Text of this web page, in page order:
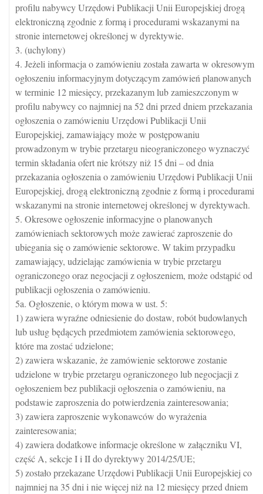
profilu nabywcy Urzędowi Publikacji Unii Europejskiej drogą
elektroniczną zgodnie z formą i procedurami wskazanymi na
stronie internetowej określonej w dyrektywie.
3. (uchylony)
4. Jeżeli informacja o zamówieniu została zawarta w okresowym
ogłoszeniu informacyjnym dotyczącym zamówień planowanych
w terminie 12 miesięcy, przekazanym lub zamieszczonym w
profilu nabywcy co najmniej na 52 dni przed dniem przekazania
ogłoszenia o zamówieniu Urzędowi Publikacji Unii
Europejskiej, zamawiający może w postępowaniu
prowadzonym w trybie przetargu nieograniczonego wyznaczyć
termin składania ofert nie krótszy niż 15 dni – od dnia
przekazania ogłoszenia o zamówieniu Urzędowi Publikacji Unii
Europejskiej, drogą elektroniczną zgodnie z formą i procedurami
wskazanymi na stronie internetowej określonej w dyrektywach.
5. Okresowe ogłoszenie informacyjne o planowanych
zamówieniach sektorowych może zawierać zaproszenie do
ubiegania się o zamówienie sektorowe. W takim przypadku
zamawiający, udzielając zamówienia w trybie przetargu
ograniczonego oraz negocjacji z ogłoszeniem, może odstąpić od
publikacji ogłoszenia o zamówieniu.
5a. Ogłoszenie, o którym mowa w ust. 5:
1) zawiera wyraźne odniesienie do dostaw, robót budowlanych
lub usług będących przedmiotem zamówienia sektorowego,
które ma zostać udzielone;
2) zawiera wskazanie, że zamówienie sektorowe zostanie
udzielone w trybie przetargu ograniczonego lub negocjacji z
ogłoszeniem bez publikacji ogłoszenia o zamówieniu, na
podstawie zaproszenia do potwierdzenia zainteresowania;
3) zawiera zaproszenie wykonawców do wyrażenia
zainteresowania;
4) zawiera dodatkowe informacje określone w załączniku VI,
część A, sekcje I i II do dyrektywy 2014/25/UE;
5) zostało przekazane Urzędowi Publikacji Unii Europejskiej co
najmniej na 35 dni i nie więcej niż na 12 miesięcy przed dniem